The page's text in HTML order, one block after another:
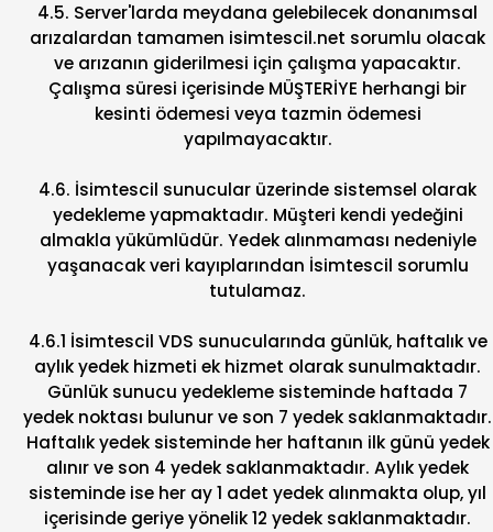
4.5. Server'larda meydana gelebilecek donanımsal
arızalardan tamamen isimtescil.net sorumlu olacak
ve arızanın giderilmesi için çalışma yapacaktır.
Çalışma süresi içerisinde MÜŞTERİYE herhangi bir
kesinti ödemesi veya tazmin ödemesi
yapılmayacaktır.
4.6. İsimtescil sunucular üzerinde sistemsel olarak
yedekleme yapmaktadır. Müşteri kendi yedeğini
almakla yükümlüdür. Yedek alınmaması nedeniyle
yaşanacak veri kayıplarından İsimtescil sorumlu
tutulamaz.
4.6.1 İsimtescil VDS sunucularında günlük, haftalık ve
aylık yedek hizmeti ek hizmet olarak sunulmaktadır.
Günlük sunucu yedekleme sisteminde haftada 7
yedek noktası bulunur ve son 7 yedek saklanmaktadır.
Haftalık yedek sisteminde her haftanın ilk günü yedek
alınır ve son 4 yedek saklanmaktadır. Aylık yedek
sisteminde ise her ay 1 adet yedek alınmakta olup, yıl
içerisinde geriye yönelik 12 yedek saklanmaktadır.